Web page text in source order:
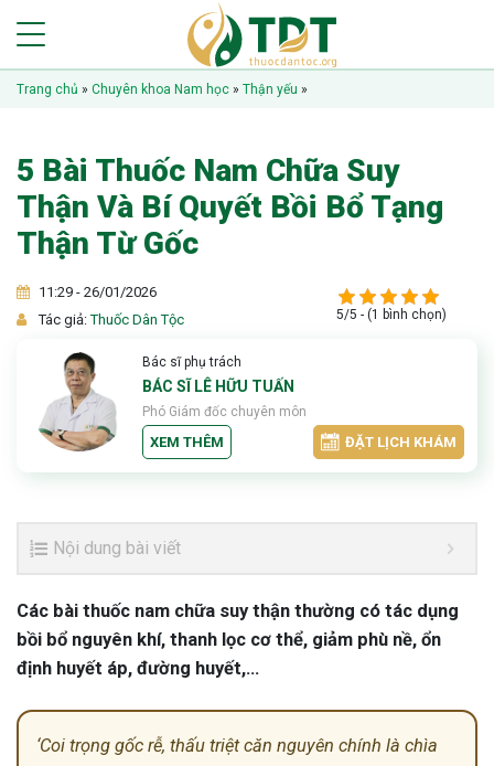
Trang chủ » Chuyên khoa Nam học » Thận yếu »
5 Bài Thuốc Nam Chữa Suy
Thận Và Bí Quyết Bồi Bổ Tạng
Thận Từ Gốc
11:29 - 26/01/2026
Tác giả:Thuốc Dân Tộc 5/5 - (1 bình chọn)
Bác sĩ phụ trách
BÁC SĨ LÊ HỮU TUẤN
Phó Giám đốc chuyên môn
XEM THÊM ĐẶT LỊCH KHÁM
Nội dung bài viết
Các bài thuốc nam chữa suy thận thường có tác dụng
bồi bổ nguyên khí, thanh lọc cơ thể, giảm phù nề, ổn
định huyết áp, đường huyết,…
‘Coi trọng gốc rễ, thấu triệt căn nguyên chính là chìa